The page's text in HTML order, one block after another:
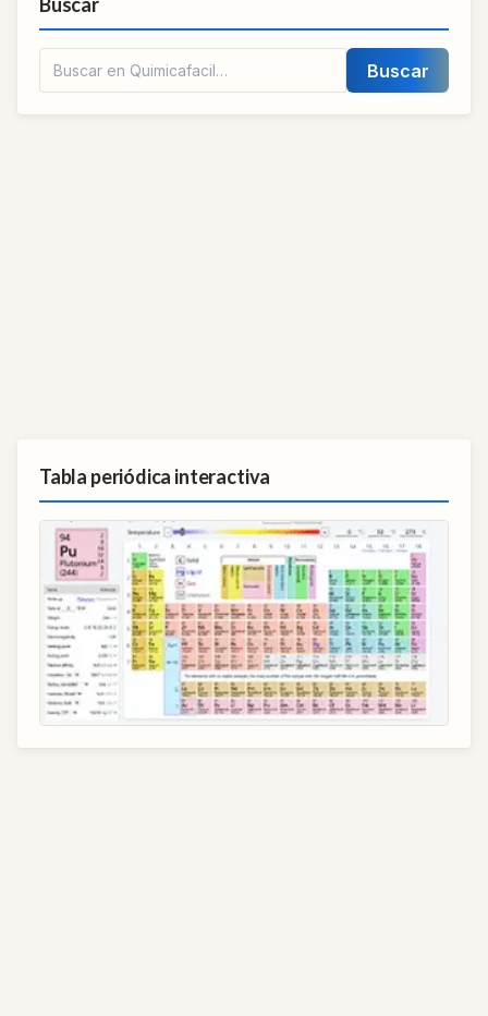
Buscar
Tabla periódica interactiva